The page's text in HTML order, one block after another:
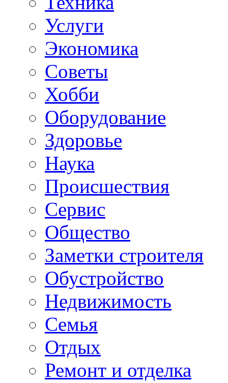
Услуги
Экономика
Советы
Хобби
Oборудование
Здоровье
Наука
Происшествия
Сервис
Общество
Заметки строителя
Обустройство
Недвижимость
Семья
Отдых
Ремонт и отделка